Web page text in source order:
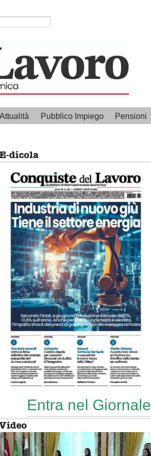
Attualità Pubblico Impiego Pensioni
dicola
Entra nel Giornale